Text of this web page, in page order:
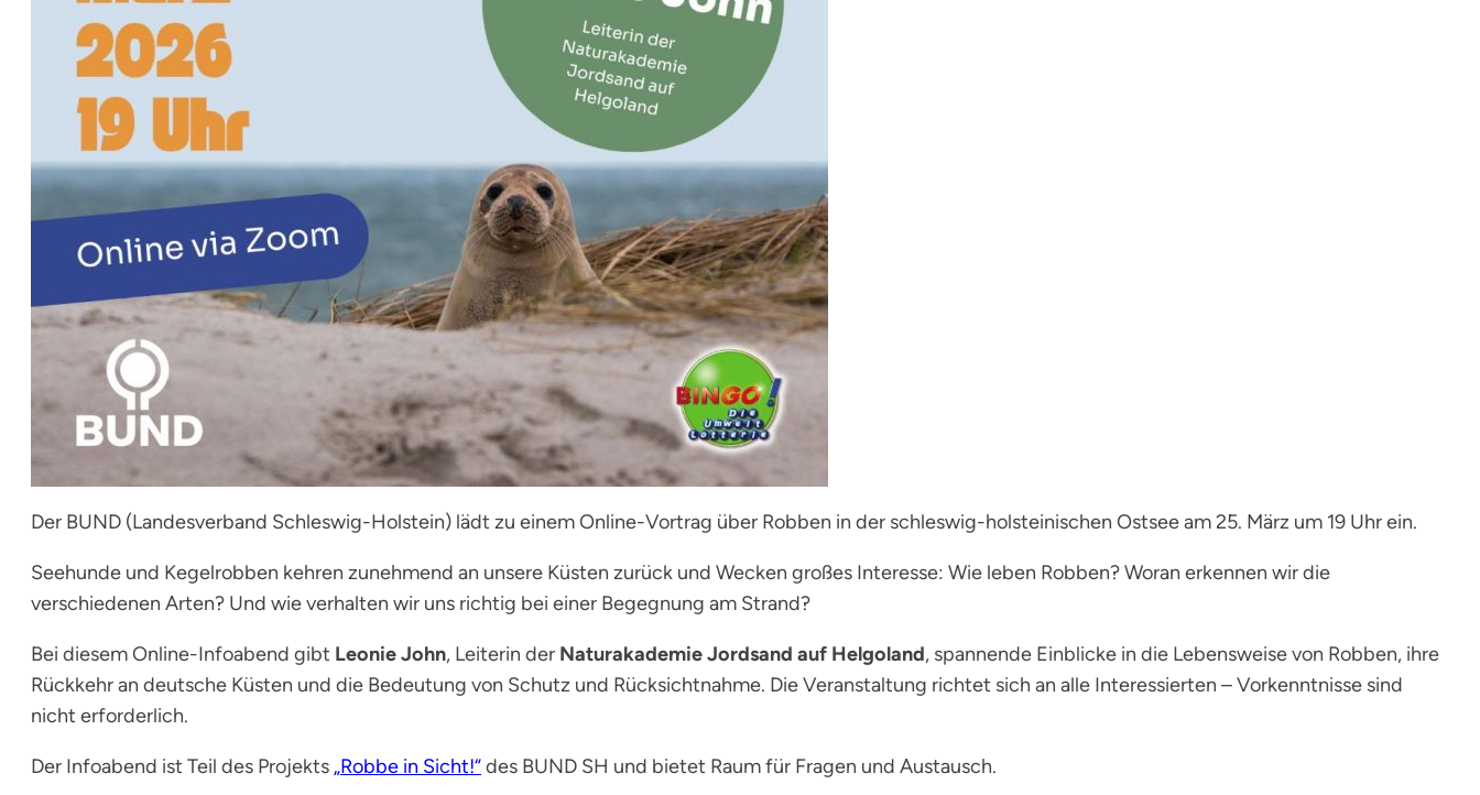
Der BUND (Landesverband Schleswig-Holstein) lädt zu einem Online-Vortrag über Robben in der schleswig-holsteinischen Ostsee am 25. März um 19 Uhr ein.
Seehunde und Kegelrobben kehren zunehmend an unsere Küsten zurück und Wecken großes Interesse: Wie leben Robben? Woran erkennen wir die
verschiedenen Arten? Und wie verhalten wir uns richtig bei einer Begegnung am Strand?
Bei diesem Online-Infoabend gibt Leonie John, Leiterin der Naturakademie Jordsand auf Helgoland, spannende Einblicke in die Lebensweise von Robben, ihre
Rückkehr an deutsche Küsten und die Bedeutung von Schutz und Rücksichtnahme. Die Veranstaltung richtet sich an alle Interessierten – Vorkenntnisse sind
nicht erforderlich.
Der Infoabend ist Teil des Projekts „Robbe in Sicht!“des BUND SH und bietet Raum für Fragen und Austausch.